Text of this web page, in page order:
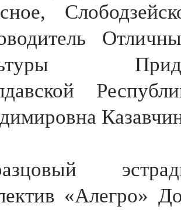
«Алегро»